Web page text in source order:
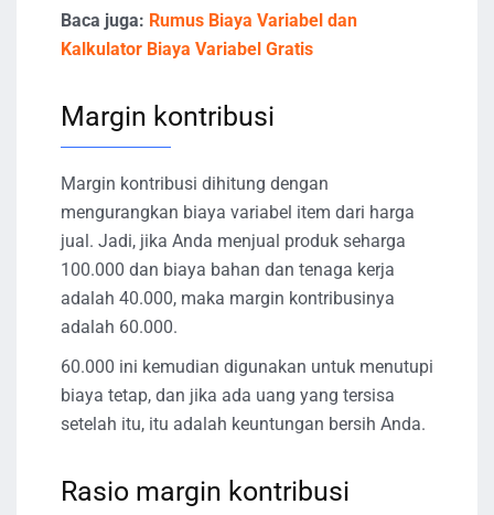
Baca juga: Rumus Biaya Variabel dan
Kalkulator Biaya Variabel Gratis
Margin kontribusi
Margin kontribusi dihitung dengan
mengurangkan biaya variabel item dari harga
jual. Jadi, jika Anda menjual produk seharga
100.000 dan biaya bahan dan tenaga kerja
adalah 40.000, maka margin kontribusinya
adalah 60.000.
60.000 ini kemudian digunakan untuk menutupi
biaya tetap, dan jika ada uang yang tersisa
setelah itu, itu adalah keuntungan bersih Anda.
Rasio margin kontribusi